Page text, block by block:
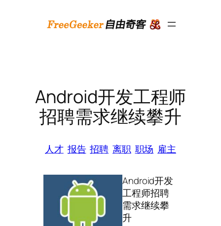
Android开发工程师
招聘需求继续攀升
人才 报告 招聘 离职 职场 雇主
Android开发
工程师招聘
需求继续攀
升